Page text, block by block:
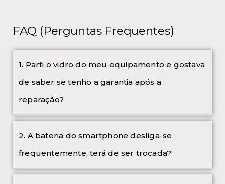
FAQ (Perguntas Frequentes)
1. Parti o vidro do meu equipamento e gostava
de saber se tenho a garantia após a
reparação?
2. A bateria do smartphone desliga-se
frequentemente, terá de ser trocada?